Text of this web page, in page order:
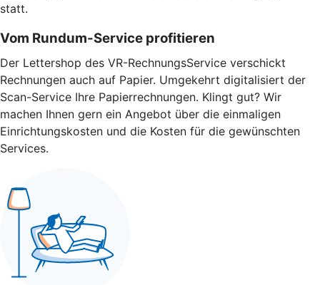
statt.
Vom Rundum-Service profitieren
Der Lettershop des VR-RechnungsService verschickt
Rechnungen auch auf Papier. Umgekehrt digitalisiert der
Scan-Service Ihre Papierrechnungen. Klingt gut? Wir
machen Ihnen gern ein Angebot über die einmaligen
Einrichtungskosten und die Kosten für die gewünschten
Services.